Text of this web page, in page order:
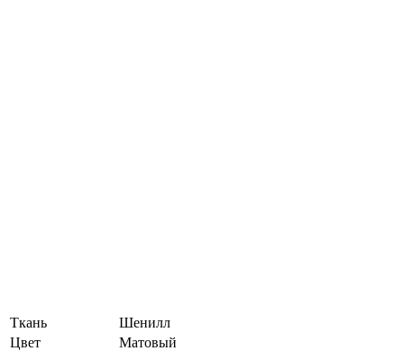
Ткань
Шенилл
Цвет
Матовый